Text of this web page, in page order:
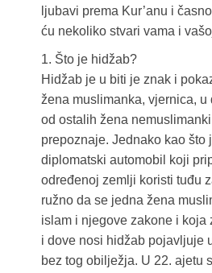
ljubavi prema Kur’anu i
ću nekoliko stvari vama i
1. Što je hidžab?
Hidžab je u biti je znak i
žena muslimanka, vjernica, u
od ostalih žena
prepoznaje. Jednako kao što
diplomatski automobil koji
određenoj zemlji koristi tuđu
ružno da se jedna žena
islam i njegove zakone i koja
i dove nosi hidžab pojavljuje
bez tog obilježja. U 22. ajetu